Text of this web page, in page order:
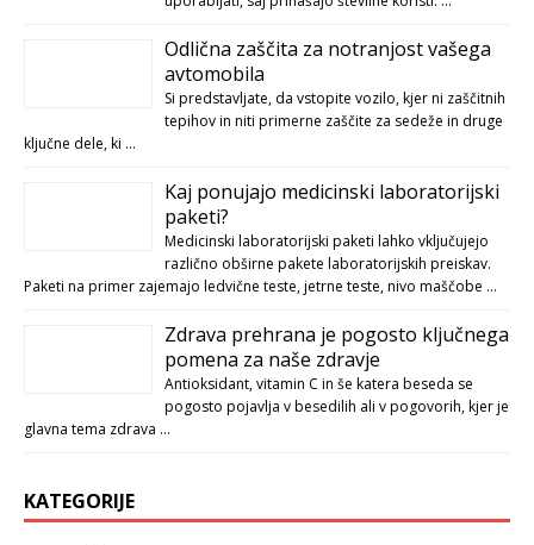
Odlična zaščita za notranjost vašega
avtomobila
Si predstavljate, da vstopite vozilo, kjer ni zaščitnih
tepihov in niti primerne zaščite za sedeže in druge
ključne dele, ki …
Kaj ponujajo medicinski laboratorijski
paketi?
Medicinski laboratorijski paketi lahko vključujejo
različno obširne pakete laboratorijskih preiskav.
Paketi na primer zajemajo ledvične teste, jetrne teste, nivo maščobe …
Zdrava prehrana je pogosto ključnega
pomena za naše zdravje
Antioksidant, vitamin C in še katera beseda se
pogosto pojavlja v besedilih ali v pogovorih, kjer je
glavna tema zdrava …
KATEGORIJE